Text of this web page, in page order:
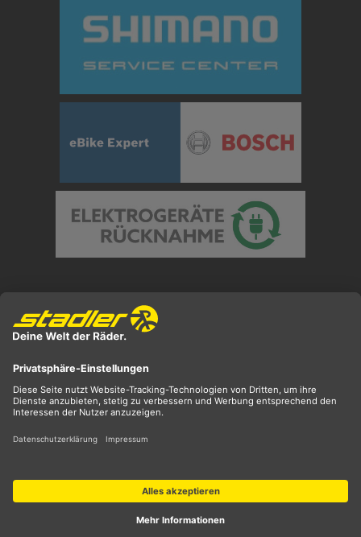
** ehemaliger UVP
*** Preis entspricht unserem Markteinführungspreis